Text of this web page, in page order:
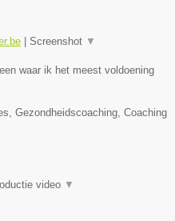
| Screenshot ▼
waar ik het meest voldoening
Gezondheidscoaching, Coaching
video ▼